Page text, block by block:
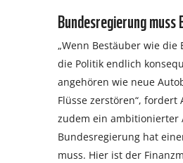
Bundesregierung
„Wenn Bestäuber wie
die Politik endlich
angehören wie neue
Flüsse zerstören“,
zudem ein ambitionierter
Bundesregierung hat
muss. Hier ist der